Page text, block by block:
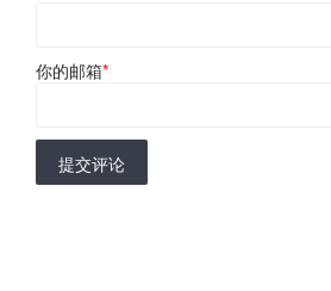
你的邮箱*
提交评论